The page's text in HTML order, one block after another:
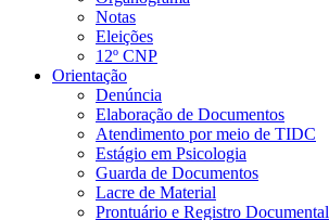
Notas
Eleições
12º CNP
Orientação
Denúncia
Elaboração de Documentos
Atendimento por meio de TIDC
Estágio em Psicologia
Guarda de Documentos
Lacre de Material
Prontuário e Registro Documental